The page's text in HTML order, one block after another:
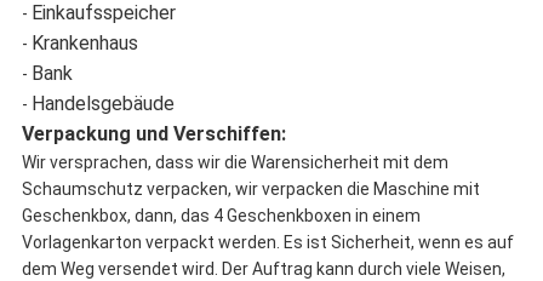
- Einkaufsspeicher
- Krankenhaus
- Bank
- Handelsgebäude
Verpackung und Verschiffen:
Wir versprachen, dass wir die Warensicherheit mit dem
Schaumschutz verpacken, wir verpacken die Maschine mit
Geschenkbox, dann, das 4 Geschenkboxen in einem
Vorlagenkarton verpackt werden. Es ist Sicherheit, wenn es auf
dem Weg versendet wird. Der Auftrag kann durch viele Weisen,